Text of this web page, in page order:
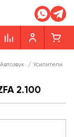
Автозвук / Усилители
2.100